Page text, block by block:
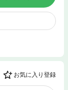
お気に入り登録